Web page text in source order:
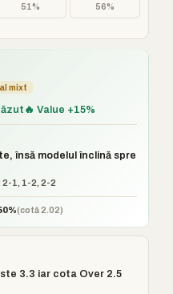
51% 56%
mixt
🔥 Value +15%
însă modelul înclină spre
1, 1-2, 2-2
(cotă 2.02)
3.3 iar cota Over 2.5